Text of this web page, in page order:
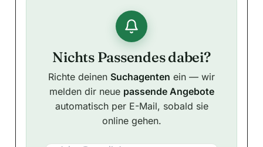
Nichts Passendes dabei?
Richte deinen Suchagenten ein — wir
melden dir neue passende Angebote
automatisch per E-Mail, sobald sie
online gehen.